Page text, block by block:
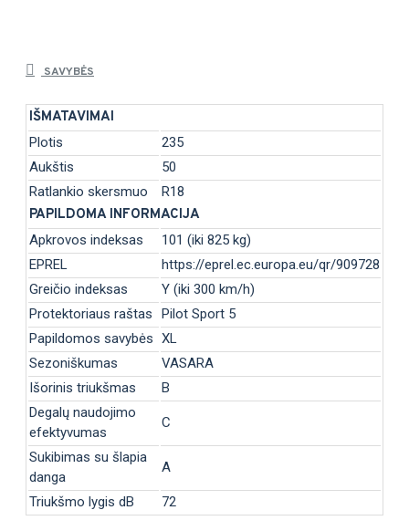
SAVYBĖS
IŠMATAVIMAI
Plotis
235
Aukštis
50
Ratlankio skersmuo
R18
PAPILDOMA INFORMACIJA
Apkrovos indeksas
101 (iki 825 kg)
EPREL
https://eprel.ec.europa.eu/qr/909728
Greičio indeksas
Y (iki 300 km/h)
Protektoriaus raštas
Pilot Sport 5
Papildomos savybės XL
Sezoniškumas
VASARA
Išorinis triukšmas
B
Degalų naudojimo
efektyvumas
C
Sukibimas su šlapia
danga
A
Triukšmo lygis dB 72